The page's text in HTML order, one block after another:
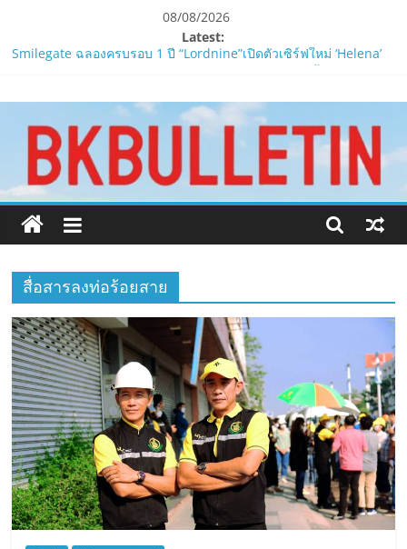
content
08/08/2026
Latest:
Smilegate ฉลองครบรอบ 1 ปี “Lordnine”เปิดตัวเซิร์ฟใหม่ ‘Helena’
PIPPER STANDARD® เปิดตัวแชมพูอาบน้ำ และ โฟมอาบแห้งสัตว์
เลี้ยง
ห้ามพลาด! Smilegate เปิดตัว ‘เฮเลนา’ เซิร์ฟเวอร์ใหม่ของ
LORDNINE 29 ก.ค. นี้
LORDNINE ครบรอบ 1 ปี! Smilegate เปิด “Helena” เซิร์ฟฯ ใหม่
พร้อมอาวุธเคียวและศึกกิลด์-PvP เดือดครึ่งปีหลัง 2026
เสนอ
ข่าว
ครบ
ทุก
สื่อสารลงท่อร้อยสาย